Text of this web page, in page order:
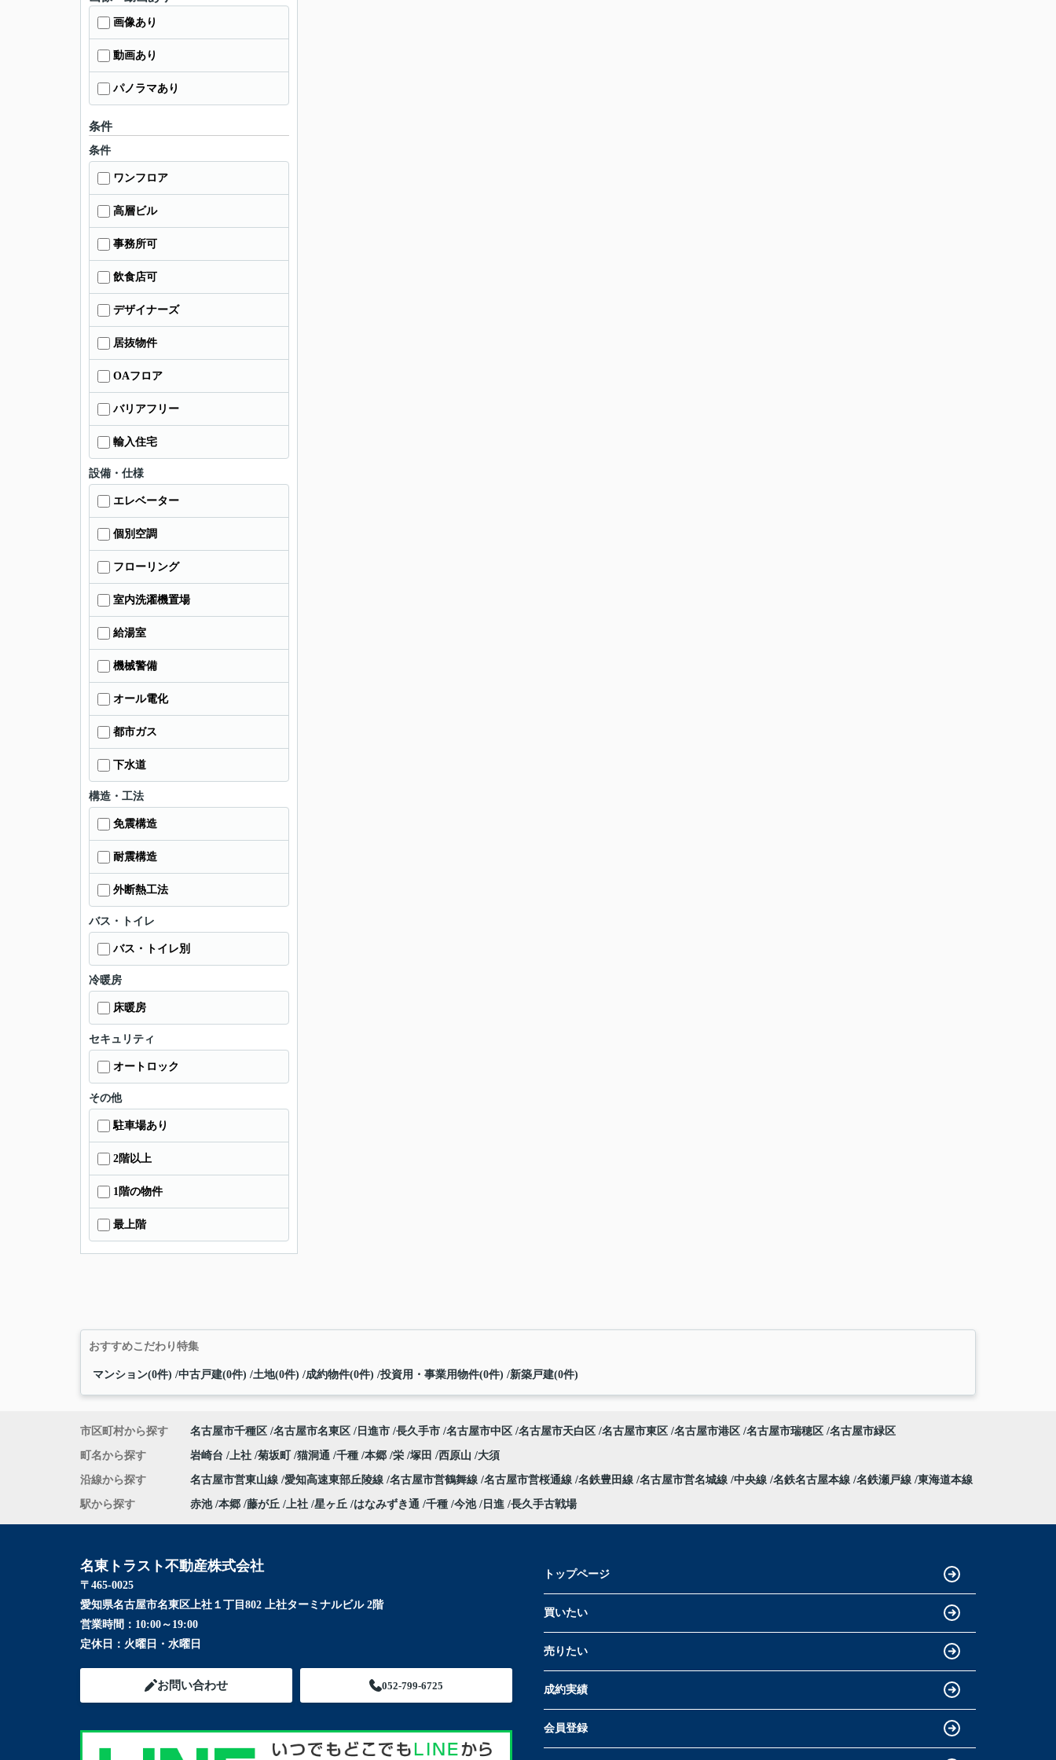
画像あり
動画あり
パノラマあり
条件
条件
ワンフロア
高層ビル
事務所可
飲食店可
デザイナーズ
居抜物件
OAフロア
バリアフリー
輸入住宅
設備・仕様
エレベーター
個別空調
フローリング
室内洗濯機置場
給湯室
機械警備
オール電化
都市ガス
下水道
構造・工法
免震構造
耐震構造
外断熱工法
バス・トイレ
バス・トイレ別
冷暖房
床暖房
セキュリティ
オートロック
その他
駐車場あり
2階以上
1階の物件
最上階
おすすめこだわり特集
マンション(0件) 中古戸建(0件) 土地(0件) 成約物件(0件) 投資用・事業用物件(0件) 新築戸建(0件)
市区町村から探す 名古屋市千種区 名古屋市名東区 日進市 長久手市 名古屋市中区 名古屋市天白区 名古屋市東区 名古屋市港区 名古屋市瑞穂区 名古屋市緑区
町名から探す 岩崎台 上社 菊坂町 猫洞通 千種 本郷 栄 塚田 西原山 大須
沿線から探す 名古屋市営東山線 愛知高速東部丘陵線 名古屋市営鶴舞線 名古屋市営桜通線 名鉄豊田線 名古屋市営名城線 中央線 名鉄名古屋本線 名鉄瀬戸線 東海道本線
駅から探す 赤池 本郷 藤が丘 上社 星ヶ丘 はなみずき通 千種 今池 日進 長久手古戦場
名東トラスト不動産株式会社
〒465-0025
愛知県名古屋市名東区上社１丁目802 上社ターミナルビル 2階
営業時間： 10:00～19:00
定休日： 火曜日・水曜日
お問い合わせ 052-799-6725
トップページ
買いたい
売りたい
成約実績
会員登録